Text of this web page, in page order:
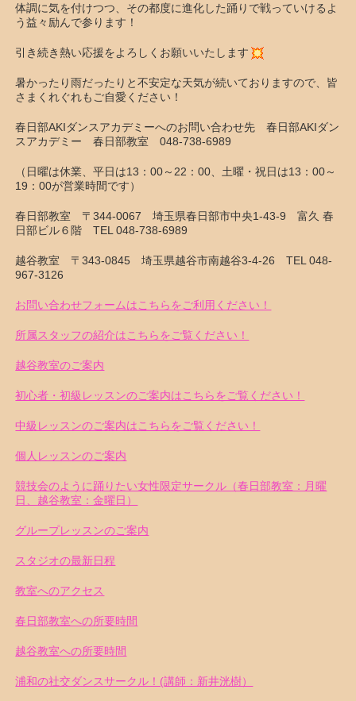
体調に気を付けつつ、その都度に進化した踊りで戦っていけるよ
う益々励んで参ります！
引き続き熱い応援をよろしくお願いいたします
暑かったり雨だったりと不安定な天気が続いておりますので、皆
さまくれぐれもご自愛ください！
春日部AKIダンスアカデミーへのお問い合わせ先 春日部AKIダン
スアカデミー 春日部教室 048-738-6989
（日曜は休業、平日は13：00～22：00、土曜・祝日は13：00～
19：00が営業時間です）
春日部教室 〒344-0067 埼玉県春日部市中央1-43-9 富久 春
日部ビル６階 TEL 048-738-6989
越谷教室 〒343-0845 埼玉県越谷市南越谷3-4-26 TEL 048-
967-3126
お問い合わせフォームはこちらをご利用ください！
所属スタッフの紹介はこちらをご覧ください！
越谷教室のご案内
初心者・初級レッスンのご案内はこちらをご覧ください！
中級レッスンのご案内はこちらをご覧ください！
個人レッスンのご案内
競技会のように踊りたい女性限定サークル（春日部教室：月曜
日、越谷教室：金曜日）
グループレッスンのご案内
スタジオの最新日程
教室へのアクセス
春日部教室への所要時間
越谷教室への所要時間
浦和の社交ダンスサークル！(講師：新井洸樹）